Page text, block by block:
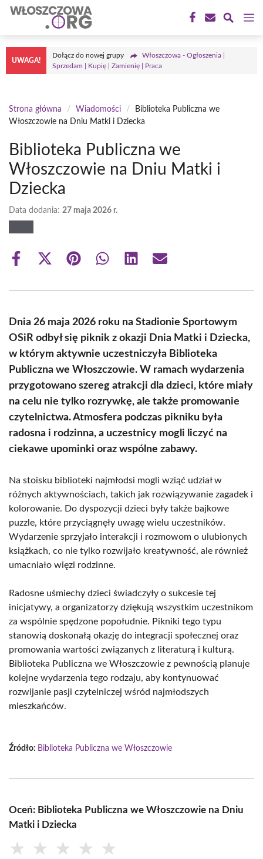
Przejdź
treści
UWAGA!
Dołącz do nowej grupy
Włoszczowa - Ogłoszenia |
Sprzedam | Kupię | Zamienię | Praca
Strona główna / Wiadomości /
Biblioteka Publiczna we
Włoszczowie na Dniu Matki i Dziecka
Biblioteka Publiczna we
Włoszczowie na Dniu Matki i
Dziecka
Data dodania: 27 maja 2026 r.
Share
Share
(Twitter)
Share Share Share Share
Dnia 26 maja 2026 roku na Stadionie Sportowym
OSiR odbył się piknik z okazji Dnia Matki i Dziecka,
w którym aktywnie uczestniczyła Biblioteka
Publiczna we Włoszczowie. W ramach wydarzenia
przygotowano szereg atrakcji dla dzieci, które miały
na celu nie tylko rozrywkę, ale także promowanie
czytelnictwa. Atmosfera podczas pikniku była
radosna i rodzinna, a uczestnicy mogli liczyć na
ciekawe upominki oraz wspólne zabawy.
Na stoisku biblioteki najmłodsi mogli wziąć udział w
różnych aktywnościach, takich jak rozwiązywanie zagadek i
kolorowanie. Do dyspozycji dzieci były także bajkowe
puzzle, które przyciągnęły uwagę wielu uczestników.
Wydarzenie sprzyjało interakcji i rozmowom o ulubionych
książkach, co nie tylko rozwijało kreatywność, ale również
umacniało więzi rodzinne.
Radosne uśmiechy dzieci świadczyły o sukcesie tej
inicjatywy, a organizatorzy dziękują wszystkim uczestnikom
za wspólnie spędzone popołudnie. Pikniki tego typu
stanowią doskonałą okazję do integracji społecznej oraz
promowania wartości związanych z literaturą i kulturą.
Biblioteka Publiczna we Włoszczowie z pewnością planuje
kolejne wydarzenia tego rodzaju, aby kontynuować
rozwijanie pasji czytelniczej wśród najmłodszych
mieszkańców.
Źródło: Biblioteka Publiczna we Włoszczowie
Oceń: Biblioteka Publiczna we Włoszczowie na Dniu
Matki i Dziecka
★ ★ ★ ★ ★